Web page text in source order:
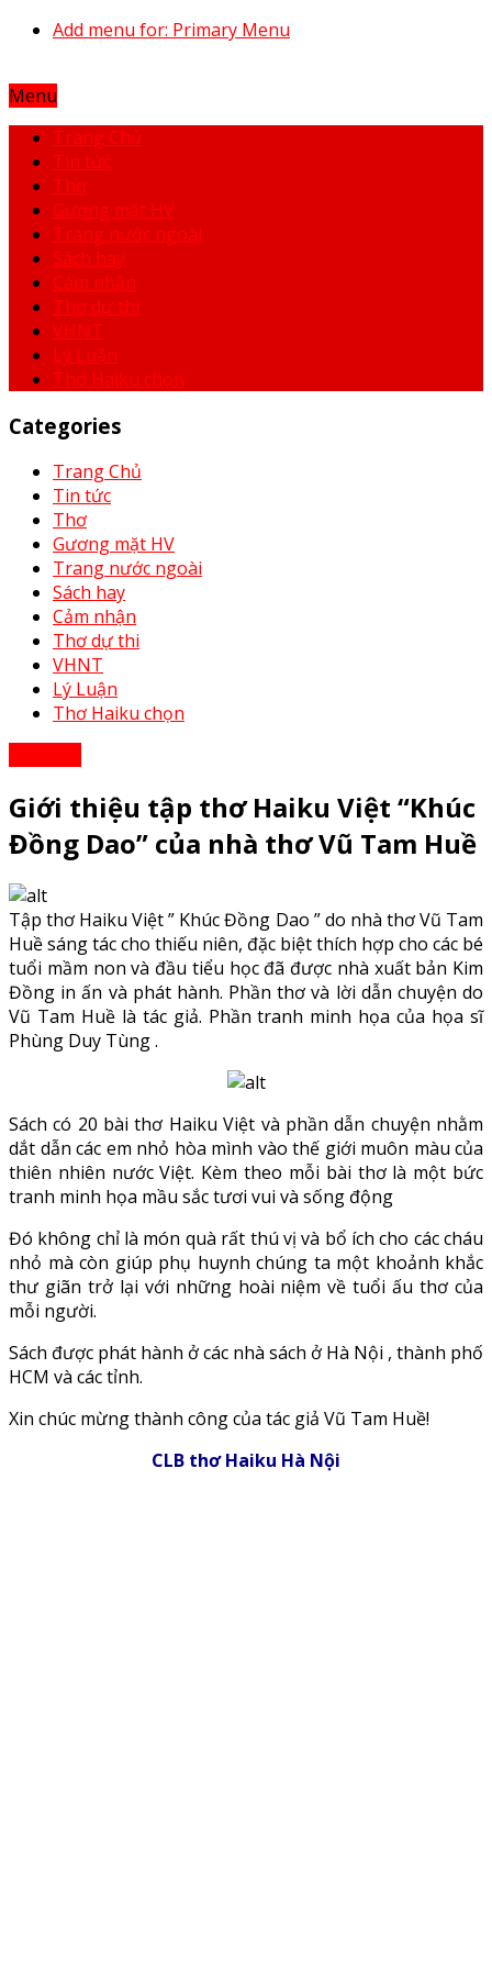
Add menu for: Primary Menu
Menu
Trang Chủ
Tin tức
Thơ
Gương mặt HV
Trang nước ngoài
Sách hay
Cảm nhận
Thơ dự thi
VHNT
Lý Luận
Thơ Haiku chọn
Categories
Trang Chủ
Tin tức
Thơ
Gương mặt HV
Trang nước ngoài
Sách hay
Cảm nhận
Thơ dự thi
VHNT
Lý Luận
Thơ Haiku chọn
Giới thiệu tập thơ Haiku Việt “Khúc
Đồng Dao” của nhà thơ Vũ Tam Huề
Tập thơ Haiku Việt ” Khúc Đồng Dao ” do nhà thơ Vũ Tam
Huề sáng tác cho thiếu niên, đặc biệt thích hợp cho các bé
tuổi mầm non và đầu tiểu học đã được nhà xuất bản Kim
Đồng in ấn và phát hành. Phần thơ và lời dẫn chuyện do
Vũ Tam Huề là tác giả. Phần tranh minh họa của họa sĩ
Phùng Duy Tùng .
Sách có 20 bài thơ Haiku Việt và phần dẫn chuyện nhằm
dắt dẫn các em nhỏ hòa mình vào thế giới muôn màu của
thiên nhiên nước Việt. Kèm theo mỗi bài thơ là một bức
tranh minh họa mầu sắc tươi vui và sống động
Đó không chỉ là món quà rất thú vị và bổ ích cho các cháu
nhỏ mà còn giúp phụ huynh chúng ta một khoảnh khắc
thư giãn trở lại với những hoài niệm về tuổi ấu thơ của
mỗi người.
Sách được phát hành ở các nhà sách ở Hà Nội , thành phố
HCM và các tỉnh.
Xin chúc mừng thành công của tác giả Vũ Tam Huề!
CLB thơ Haiku Hà Nội